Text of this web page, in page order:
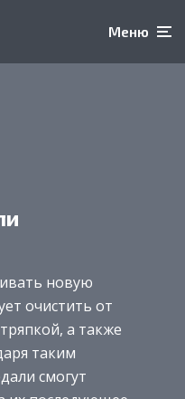
Меню
новую
очистить от
а также
таким
смогут